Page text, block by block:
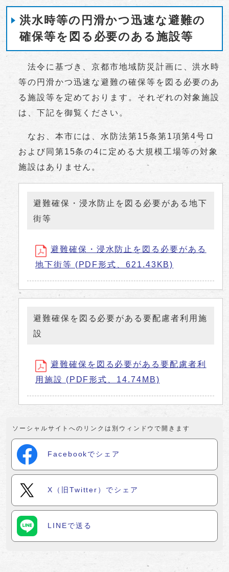
洪水時等の円滑かつ迅速な避難の
確保等を図る必要のある施設等
法令に基づき、京都市地域防災計画に、洪水時
等の円滑かつ迅速な避難の確保等を図る必要のあ
る施設等を定めております。それぞれの対象施設
は、下記を御覧ください。
なお、本市には、水防法第15条第1項第4号ロ
および同第15条の4に定める大規模工場等の対象
施設はありません。
避難確保・浸水防止を図る必要がある地下
街等
避難確保・浸水防止を図る必要がある
地下街等 (PDF形式、621.43KB)
避難確保を図る必要がある要配慮者利用施
設
避難確保を図る必要がある要配慮者利
用施設 (PDF形式、14.74MB)
ソーシャルサイトへのリンクは別ウィンドウで開きます
Facebookでシェア
X（旧Twitter）でシェア
LINEで送る